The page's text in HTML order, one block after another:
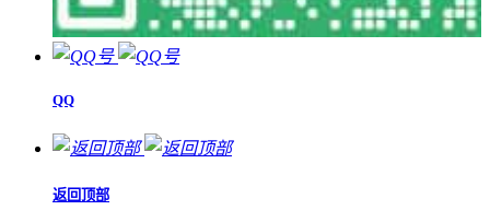
QQ
返回顶部